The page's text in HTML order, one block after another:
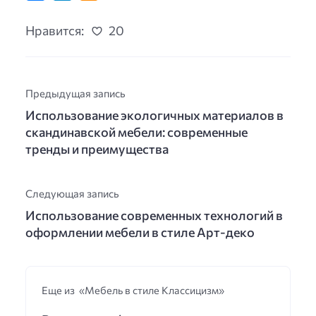
Нравится: 20
Предыдущая запись
Использование экологичных материалов в
скандинавской мебели: современные
тренды и преимущества
Следующая запись
Использование современных технологий в
оформлении мебели в стиле Арт-деко
Еще из «Мебель в стиле Классицизм»